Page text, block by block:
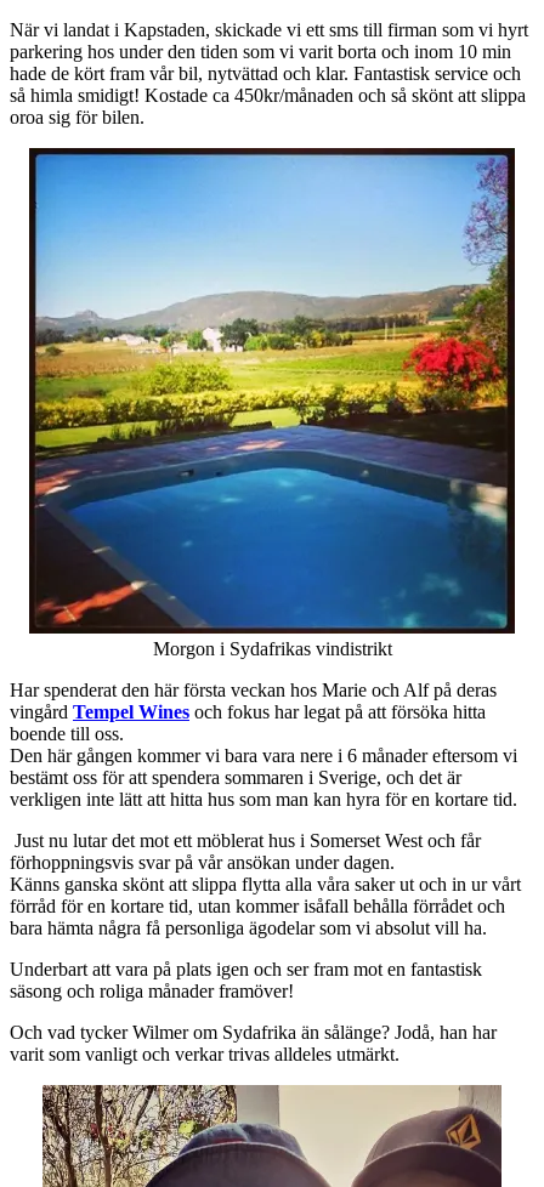
När vi landat i Kapstaden, skickade vi ett sms till firman som vi hyrt
parkering hos under den tiden som vi varit borta och inom 10 min
hade de kört fram vår bil, nytvättad och klar. Fantastisk service och
så himla smidigt! Kostade ca 450kr/månaden och så skönt att slippa
oroa sig för bilen.
Morgon i Sydafrikas vindistrikt
Har spenderat den här första veckan hos Marie och Alf på deras
vingård Tempel Wines och fokus har legat på att försöka hitta
boende till oss.
Den här gången kommer vi bara vara nere i 6 månader eftersom vi
bestämt oss för att spendera sommaren i Sverige, och det är
verkligen inte lätt att hitta hus som man kan hyra för en kortare tid.
Just nu lutar det mot ett möblerat hus i Somerset West och får
förhoppningsvis svar på vår ansökan under dagen.
Känns ganska skönt att slippa flytta alla våra saker ut och in ur vårt
förråd för en kortare tid, utan kommer isåfall behålla förrådet och
bara hämta några få personliga ägodelar som vi absolut vill ha.
Underbart att vara på plats igen och ser fram mot en fantastisk
säsong och roliga månader framöver!
Och vad tycker Wilmer om Sydafrika än sålänge? Jodå, han har
varit som vanligt och verkar trivas alldeles utmärkt.